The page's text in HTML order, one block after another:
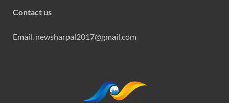
Contact us
Email. newsharpal2017@gmail.com